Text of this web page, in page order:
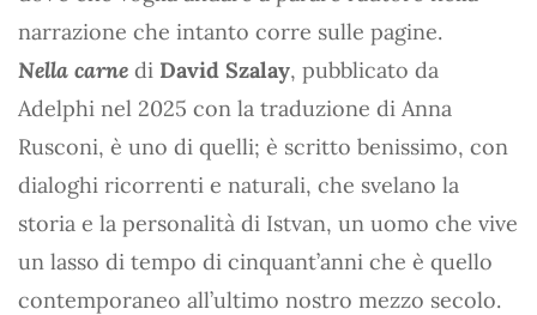
narrazione che intanto corre sulle pagine.
Nella carne di David Szalay, pubblicato da
Adelphi nel 2025 con la traduzione di Anna
Rusconi, è uno di quelli; è scritto benissimo, con
dialoghi ricorrenti e naturali, che svelano la
storia e la personalità di Istvan, un uomo che vive
un lasso di tempo di cinquant’anni che è quello
contemporaneo all’ultimo nostro mezzo secolo.